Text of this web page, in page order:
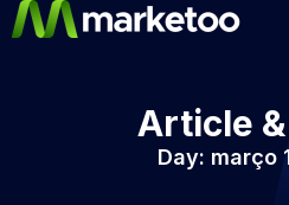
Article
Day: março